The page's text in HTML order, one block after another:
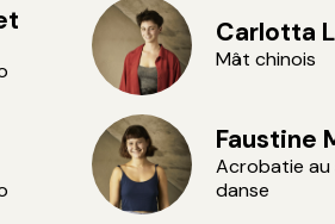
Carlotta
Mât chinois
Faustine
Acrobatie
danse